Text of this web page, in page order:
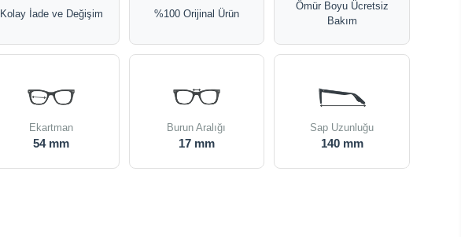
Kolay İade ve Değişim %100 Orijinal Ürün
Ömür Boyu Ücretsiz
Bakım
Ekartman
54 mm
Burun Aralığı
17 mm
Sap Uzunluğu
140 mm